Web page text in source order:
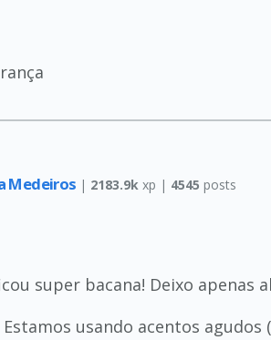
Medeiros | 2183.9k xp | 4545 posts
super bacana! Deixo apenas
Estamos usando acentos agudos